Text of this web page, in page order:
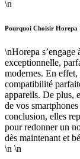
\n
Pourquoi Choisir Horepa
\nHorepa s’engage
exceptionnelle,
modernes. En
compatibilité
appareils. De plus,
de vos
conclusion, elles
pour redonner un
dès maintenant et
\n \n